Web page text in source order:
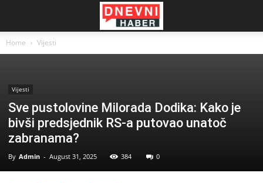
Home Vijesti
Vijesti
Sve pustolovine Milorada Dodika: Kako je
bivši predsjednik RS-a putovao unatoč
zabranama?
By Admin - August 31, 2025 384 0